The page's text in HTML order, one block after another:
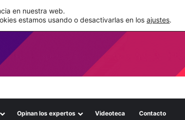
Opinan los expertos Videoteca Contacto
en nuestra web.
estamos usando o desactivarlas en losajustes.